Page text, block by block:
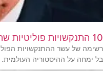
10 התנקשויות פוליטיות שהשפיעו על מהלך ההיסטוריה
רשימה של עשר ההתנקשויות
בל ימחה על ההיסטוריה העולמית.